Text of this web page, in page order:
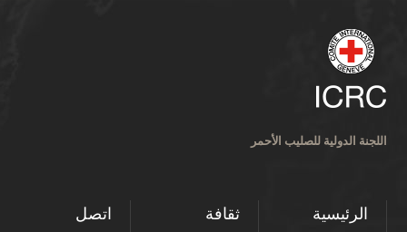
اللجنة الدولية للصليب الأحمر
الرئيسية ثقافة
اتصل